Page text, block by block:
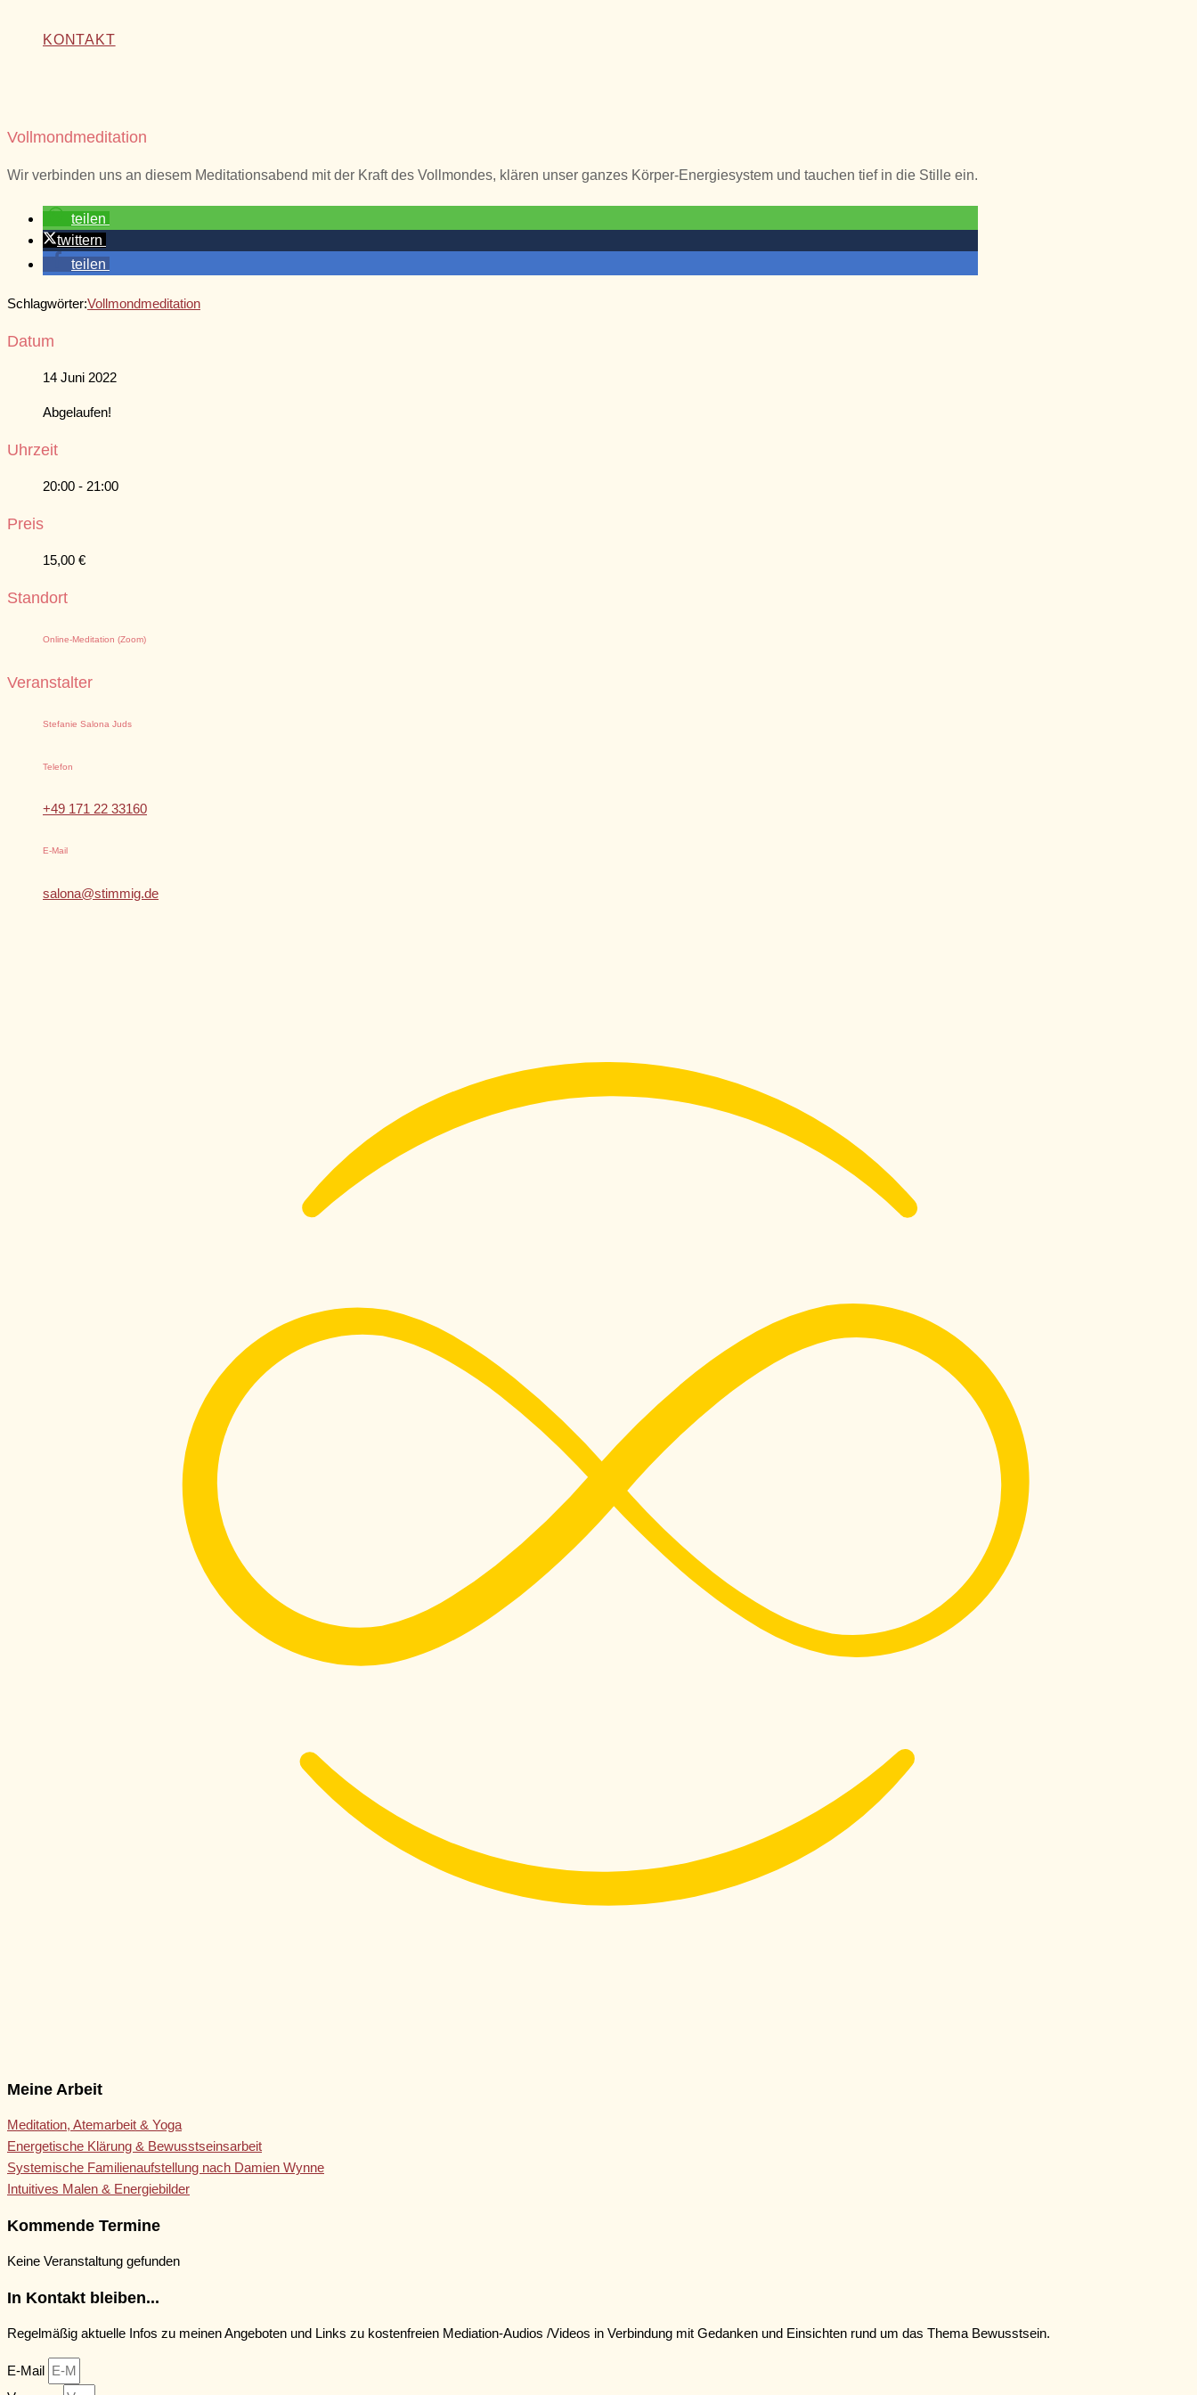
KONTAKT
Vollmondmeditation
Wir verbinden uns an diesem Meditationsabend mit der Kraft des Vollmondes, klären unser ganzes Körper-Energiesystem und tauchen tief in die Stille ein.
teilen
twittern
teilen
Schlagwörter:Vollmondmeditation
Datum
14 Juni 2022
Abgelaufen!
Uhrzeit
20:00 - 21:00
Preis
15,00 €
Standort
Online-Meditation (Zoom)
Veranstalter
Stefanie Salona Juds
Telefon
+49 171 22 33160
E-Mail
salona@stimmig.de
Meine Arbeit
Meditation, Atemarbeit & Yoga
Energetische Klärung & Bewusstseinsarbeit
Systemische Familienaufstellung nach Damien Wynne
Intuitives Malen & Energiebilder
Kommende Termine
Keine Veranstaltung gefunden
In Kontakt bleiben...
Regelmäßig aktuelle Infos zu meinen Angeboten und Links zu kostenfreien Mediation-Audios /Videos in Verbindung mit Gedanken und Einsichten rund um das Thema Bewusstsein.
E-Mail